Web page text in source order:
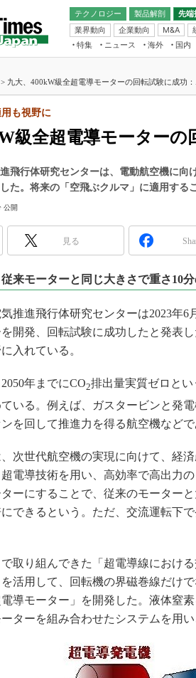
テクノロジー 製品解剖
先端
電池／エネルギー
アナログ
マイコン
業界動向
企業動向 M&A
フィ
読者
電
エレ
特集 ニュース 海外 国内
福田昭のデバイス通信
大山聡の業界スコープ
リタイア直前エンジニアの社会人大
学漂流記
踊るバズワード ～Behind the
Buzzword
で起こること
光伝送技術を知る
“異端児エンジニア”が仕掛けた社内
改革、執念の180日
イノベーションは日本を救うのか
JASA発IoT通信
IHSアナリスト「未来展望」
ための新行動論
電子ブックレット
> 九大、400kW級全超電導モーターの回転試験に成功：
級全超電導モーターの
も視野に
飛行体研究センターは、電動航空機に向
た。将来の「空飛ぶクルマ」に適用する
公開
見る
来モーターと同じ大きさで重さ10
推進飛行体研究センターは2023年6
開発、回転試験に成功したと発表
入れている。
年までにCO2排出量実質ゼロと
いる。例えば、ガスタービンと発
を回して推進力を得る航空機などで
次世代航空機の実現に向けて、経
電導技術を用い、高効率で高出力
ーにすることで、従来のモーター
できるという。ただ、交流運転下
取り組んできた「超電導線におけ
活用して、回転機の界磁巻線だけ
導モーター」を開発した。液体窒
ターを組み合わせたシステムを用